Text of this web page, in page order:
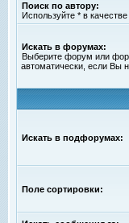
Поиск по автору:
Используйте * в
Искать в форумах:
Выберите форум или
автоматически, если Вы
Искать в подфорумах:
Поле сортировки: